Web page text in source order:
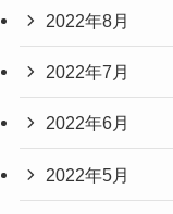
2022年8月
2022年7月
2022年6月
2022年5月